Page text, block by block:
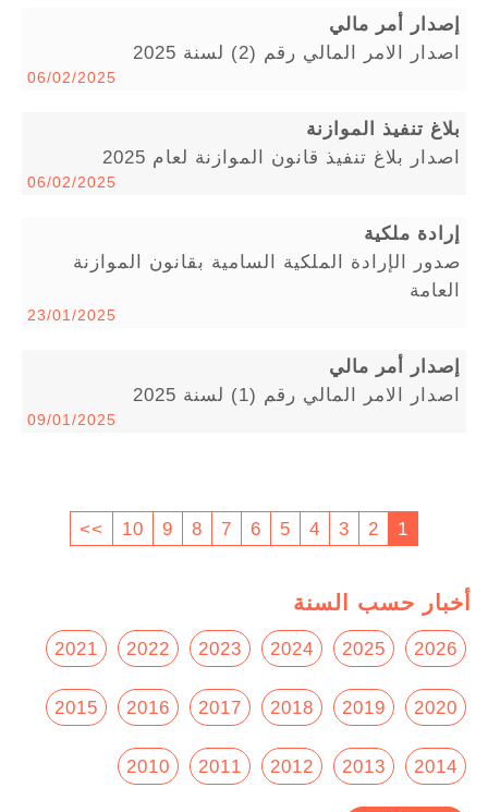
إصدار أمر مالي
اصدار الامر المالي رقم (2) لسنة 2025
06/02/2025
بلاغ تنفيذ الموازنة
اصدار بلاغ تنفيذ قانون الموازنة لعام 2025
06/02/2025
إرادة ملكية
صدور الإرادة الملكية السامية بقانون الموازنة
العامة
23/01/2025
إصدار أمر مالي
اصدار الامر المالي رقم (1) لسنة 2025
09/01/2025
1
2
3
4
5
6
7
8
9
10
>>
أخبار حسب السنة
2026
2025
2024
2023
2022
2021
2020
2019
2018
2017
2016
2015
2014
2013
2012
2011
2010